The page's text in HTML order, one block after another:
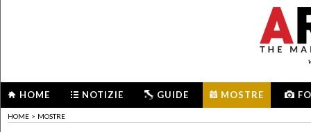
HOME NOTIZIE GUIDE MOSTRE
HOME > MOSTRE